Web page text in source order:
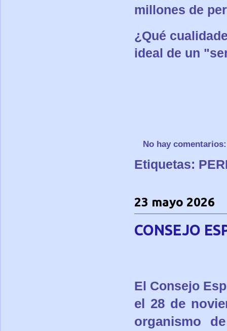
millones de
¿Qué
ideal de un
No hay
Etiquetas:
23 mayo 2026
CONSEJO
El Consejo
el 28 de
organismo